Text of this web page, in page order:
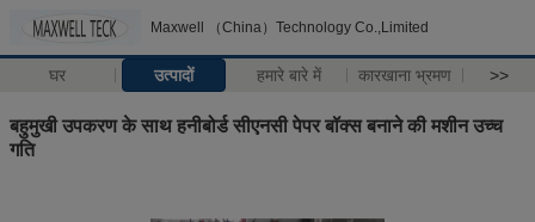
Maxwell （China）Technology Co.,Limited
घर उत्पादों हमारे बारे में कारखाना भ्रमण >>
बहुमुखी उपकरण के साथ हनीबोर्ड सीएनसी पेपर बॉक्स बनाने की मशीन उच्च
गति